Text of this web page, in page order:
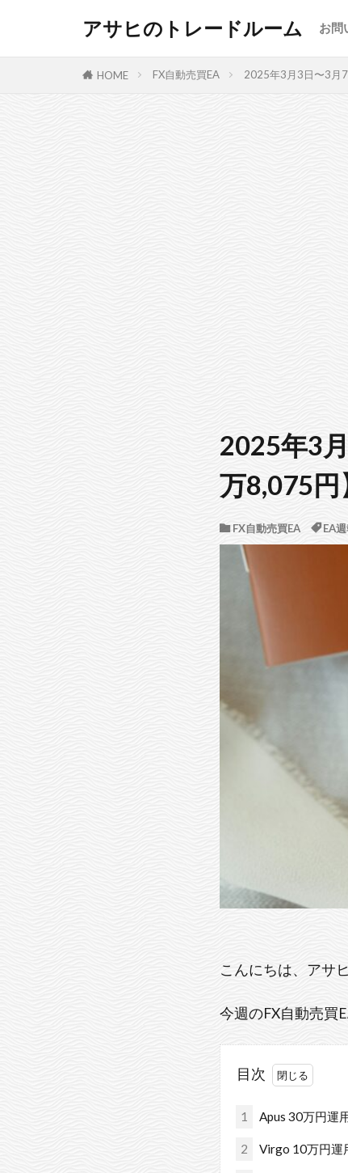
アサヒのトレードルーム お問
HOME FX自動売買EA 2025年3月3日〜3月7
2025年3
万8,075円
FX自動売買EA EA
こんにちは、アサ
今週のFX自動売買
目次
1 Apus 30万円運
2 Virgo 10万円運